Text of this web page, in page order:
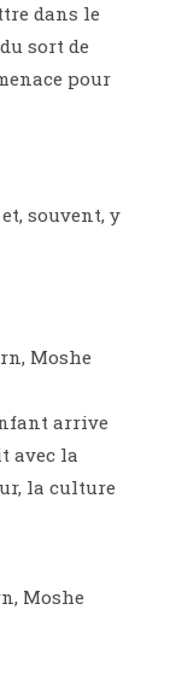
dans le
sort de
pour
souvent, y
Moshe
arrive
avec la
la culture
Moshe